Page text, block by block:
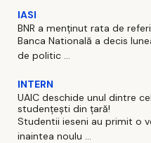
IASI
BNR a menținut rata de
Banca Natională a decis
de politic ...
INTERN
UAIC deschide unul dintre
studențești din țară!
Studentii ieseni au primit o
inaintea noulu ...